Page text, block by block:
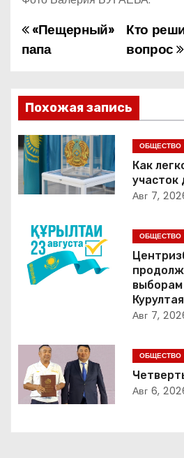
Н
в
и
г
а
и
я
з
а
Кто
вопрос
«Пещерный»
папа
Похожая запись
ОБЩЕСТВО
Как
участок
Авг 7,
ОБЩЕСТВО
Курултая
Авг 7,
ОБЩЕСТВО
Авг 6,